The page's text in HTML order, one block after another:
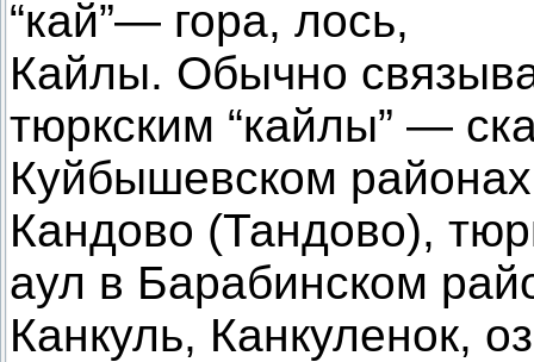
“кай”— гора, лось,
Кайлы. Обычно
тюркским “кайлы” —
Куйбышевском
Кандово (Тандово),
аул в Барабинском
Канкуль, Канкуленок,